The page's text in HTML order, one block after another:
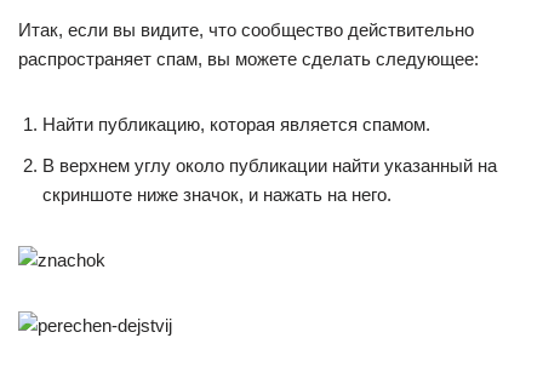
Итак, если вы видите, что сообщество действительно
распространяет спам, вы можете сделать следующее:
Найти публикацию, которая является спамом.
В верхнем углу около публикации найти указанный на
скриншоте ниже значок, и нажать на него.